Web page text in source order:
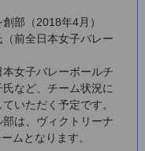
部（2018年4月）
前全日本女子バレー
女子バレーボールチ
など、チーム状況に
いただく予定です。
は、ヴィクトリーナ
ムとなります。